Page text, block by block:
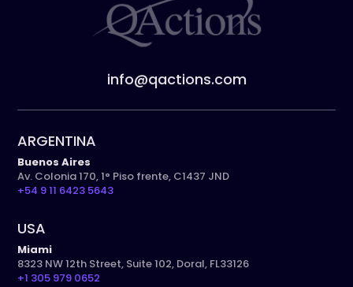
ARGENTINA
Buenos Aires
Av. Colonia 170, 1° Piso frente, C1437 JND
+54 9 11 6423 5643
USA
Miami
8323 NW 12th Street, Suite 102, Doral, FL33126
+1 305 979 0652
info@qactions.com